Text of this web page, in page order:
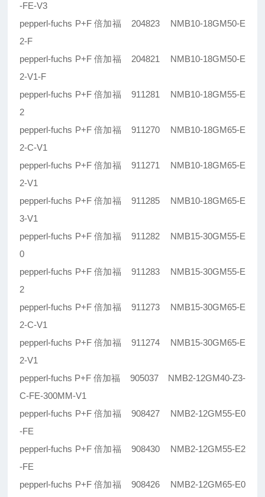
-FE-V3
pepperl-fuchs P+F 倍加福 204823 NMB10-18GM50-E
2-F
pepperl-fuchs P+F 倍加福 204821 NMB10-18GM50-E
2-V1-F
pepperl-fuchs P+F 倍加福 911281 NMB10-18GM55-E
2
pepperl-fuchs P+F 倍加福 911270 NMB10-18GM65-E
2-C-V1
pepperl-fuchs P+F 倍加福 911271 NMB10-18GM65-E
2-V1
pepperl-fuchs P+F 倍加福 911285 NMB10-18GM65-E
3-V1
pepperl-fuchs P+F 倍加福 911282 NMB15-30GM55-E
0
pepperl-fuchs P+F 倍加福 911283 NMB15-30GM55-E
2
pepperl-fuchs P+F 倍加福 911273 NMB15-30GM65-E
2-C-V1
pepperl-fuchs P+F 倍加福 911274 NMB15-30GM65-E
2-V1
pepperl-fuchs P+F 倍加福 905037 NMB2-12GM40-Z3-
C-FE-300MM-V1
pepperl-fuchs P+F 倍加福 908427 NMB2-12GM55-E0
-FE
pepperl-fuchs P+F 倍加福 908430 NMB2-12GM55-E2
-FE
pepperl-fuchs P+F 倍加福 908426 NMB2-12GM65-E0